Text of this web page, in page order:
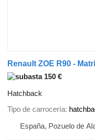
Renault ZOE R90 -
150 €
Hatchback
Tipo de carrocería
España, Pozuelo de